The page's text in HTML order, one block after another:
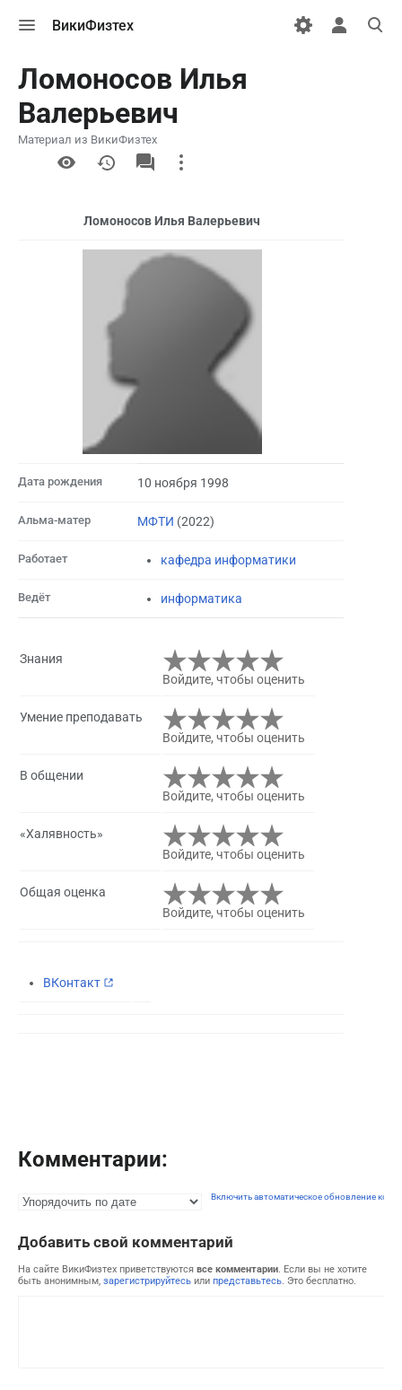
меню
ВикиФизтех
Открыть
поиск
Ломоносов Илья
Валерьевич
Материал из ВикиФизтех
More
actions
Ломоносов Илья Валерьевич
Дата рождения 10 ноября 1998
Альма-матер МФТИ (2022)
Работает кафедра информатики
Ведёт информатика
Знания
Войдите, чтобы оценить
Умение преподавать
Войдите, чтобы оценить
В общении
Войдите, чтобы оценить
«Халявность»
Войдите, чтобы оценить
Общая оценка
Войдите, чтобы оценить
ВКонтакт
Комментарии:
Включить автоматическое обновление
Добавить свой комментарий
На сайте ВикиФизтех приветствуются все комментарии. Если вы не хотите
быть анонимным, зарегистрируйтесь или представьтесь. Это бесплатно.